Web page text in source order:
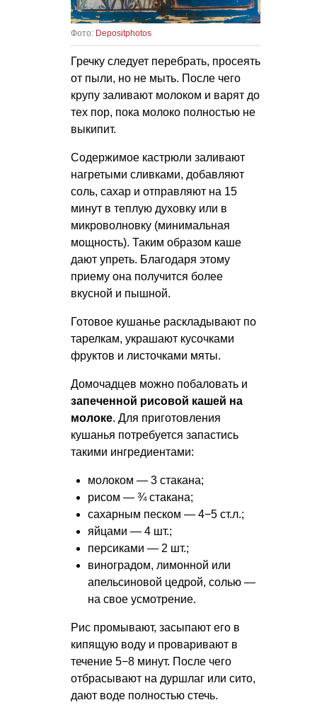
Фото: Depositphotos
Гречку следует перебрать, просеять
от пыли, но не мыть. После чего
крупу заливают молоком и варят до
тех пор, пока молоко полностью не
выкипит.
Содержимое кастрюли заливают
нагретыми сливками, добавляют
соль, сахар и отправляют на 15
минут в теплую духовку или в
микроволновку (минимальная
мощность). Таким образом каше
дают упреть. Благодаря этому
приему она получится более
вкусной и пышной.
Готовое кушанье раскладывают по
тарелкам, украшают кусочками
фруктов и листочками мяты.
Домочадцев можно побаловать и
запеченной рисовой кашей на
молоке. Для приготовления
кушанья потребуется запастись
такими ингредиентами:
молоком — 3 стакана;
рисом — ¾ стакана;
сахарным песком — 4−5 ст.л.;
яйцами — 4 шт.;
персиками — 2 шт.;
виноградом, лимонной или
апельсиновой цедрой, солью —
на свое усмотрение.
Рис промывают, засыпают его в
кипящую воду и проваривают в
течение 5−8 минут. После чего
отбрасывают на дуршлаг или сито,
дают воде полностью стечь.